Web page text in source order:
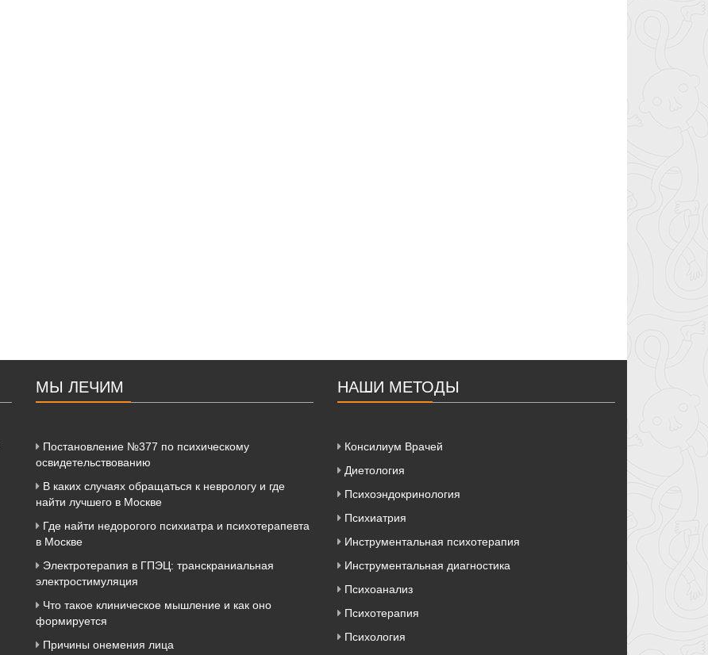
МЫ ЛЕЧИМ
Постановление №377 по психическому
освидетельствованию
В каких случаях обращаться к неврологу и где
найти лучшего в Москве
Где найти недорогого психиатра и психотерапевта
в Москве
Электротерапия в ГПЭЦ: транскраниальная
электростимуляция
Что такое клиническое мышление и как оно
формируется
Причины онемения лица
НАШИ МЕТОДЫ
Консилиум Врачей
Диетология
Психоэндокринология
Психиатрия
Инструментальная психотерапия
Инструментальная диагностика
Психоанализ
Психотерапия
Психология